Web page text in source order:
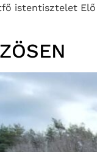
istentisztelet